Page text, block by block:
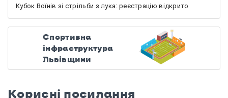
Кубок Воїнів зі стрільби з лука: реєстрацію відкрито
Спортивна
інфраструктура
Львівщини
Корисні посилання